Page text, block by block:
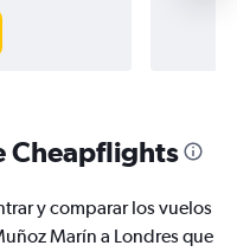
Cheapflights
y comparar los vuelos
Marín a Londres que